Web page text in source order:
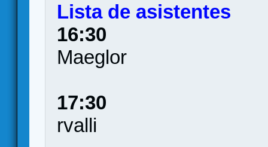
Lista de asistentes
16:30
Maeglor
17:30
rvalli